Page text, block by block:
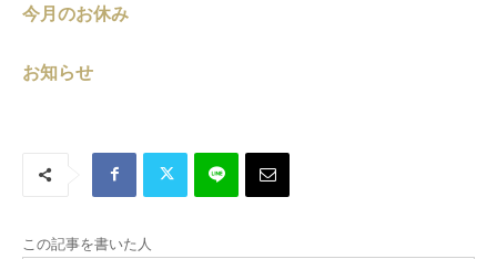
今月のお休み
お知らせ
この記事を書いた人